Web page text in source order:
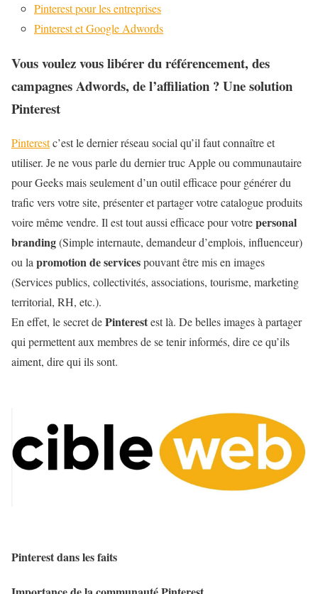
Pinterest pour les entreprises
Pinterest et Google Adwords
Vous voulez vous libérer du référencement, des
campagnes Adwords, de l’affiliation ? Une solution
Pinterest
Pinterestc’est le dernier réseau social qu’il faut connaître et
utiliser. Je ne vous parle du dernier truc Apple ou communautaire
pour Geeks mais seulement d’un outil efficace pour générer du
trafic vers votre site, présenter et partager votre catalogue produits
voire même vendre. Il est tout aussi efficace pour votrepersonal
branding(Simple internaute, demandeur d’emplois, influenceur)
ou lapromotion de servicespouvant être mis en images
(Services publics, collectivités, associations, tourisme, marketing
territorial, RH, etc.).
En effet, le secret dePinterestest là. De belles images à partager
qui permettent aux membres de se tenir informés, dire ce qu’ils
aiment, dire qui ils sont.
Pinterest dans les faits